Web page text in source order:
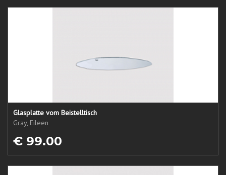
Glasplatte vom Beistelltisch
Gray, Eileen
€ 99.00